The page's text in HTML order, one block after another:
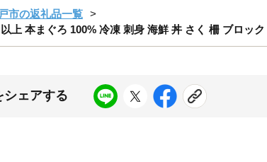
市の返礼品一覧
上 本まぐろ 100% 冷凍 刺身 海鮮 丼 さく 柵 ブロック
シェアする